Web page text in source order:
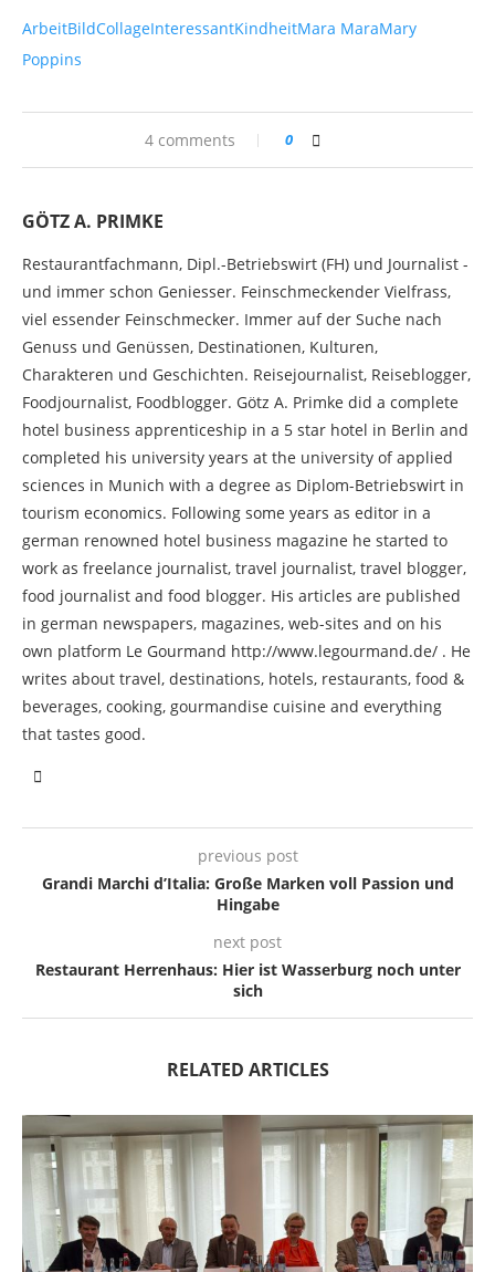
ArbeitBildCollageInteressantKindheitMara MaraMary
Poppins
4 comments 0
GÖTZ A. PRIMKE
Restaurantfachmann, Dipl.-Betriebswirt (FH) und Journalist -
und immer schon Geniesser. Feinschmeckender Vielfrass,
viel essender Feinschmecker. Immer auf der Suche nach
Genuss und Genüssen, Destinationen, Kulturen,
Charakteren und Geschichten. Reisejournalist, Reiseblogger,
Foodjournalist, Foodblogger. Götz A. Primke did a complete
hotel business apprenticeship in a 5 star hotel in Berlin and
completed his university years at the university of applied
sciences in Munich with a degree as Diplom-Betriebswirt in
tourism economics. Following some years as editor in a
german renowned hotel business magazine he started to
work as freelance journalist, travel journalist, travel blogger,
food journalist and food blogger. His articles are published
in german newspapers, magazines, web-sites and on his
own platform Le Gourmand http://www.legourmand.de/ . He
writes about travel, destinations, hotels, restaurants, food &
beverages, cooking, gourmandise cuisine and everything
that tastes good.
previous post
Grandi Marchi d’Italia: Große Marken voll Passion und
Hingabe
next post
Restaurant Herrenhaus: Hier ist Wasserburg noch unter
sich
RELATED ARTICLES